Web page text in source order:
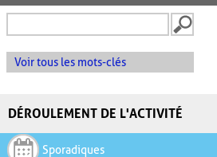
Voir tous les mots-clés
DÉROULEMENT DE L'ACTIVITÉ
Sporadiques